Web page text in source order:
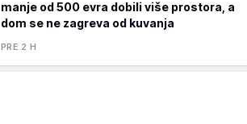
manje od 500 evra dobili više prostora, a
dom se ne zagreva od kuvanja
PRE 2 H